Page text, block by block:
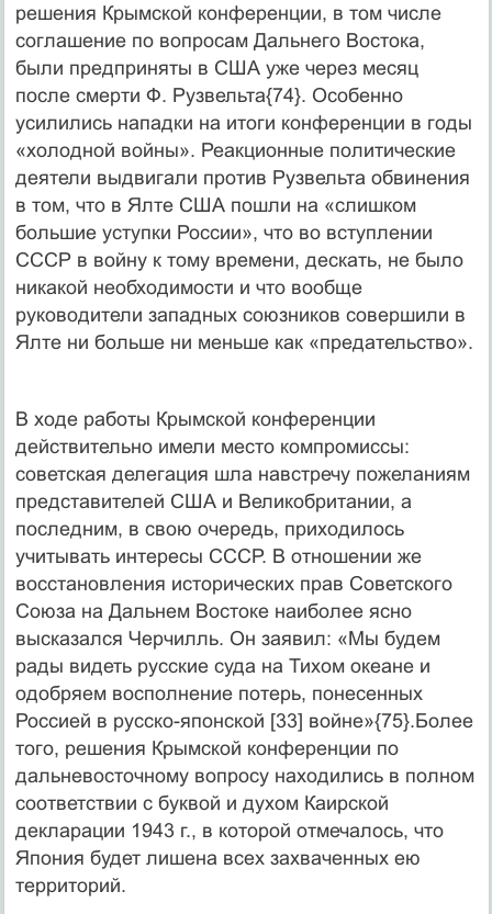
решения Крымской конференции, в том числе
соглашение по вопросам Дальнего Востока,
были предприняты в США уже через месяц
после смерти Ф. Рузвельта{74}. Особенно
усилились нападки на итоги конференции в годы
«холодной войны». Реакционные политические
деятели выдвигали против Рузвельта обвинения
в том, что в Ялте США пошли на «слишком
большие уступки России», что во вступлении
СССР в войну к тому времени, дескать, не было
никакой необходимости и что вообще
руководители западных союзников совершили в
Ялте ни больше ни меньше как «предательство».
В ходе работы Крымской конференции
действительно имели место компромиссы:
советская делегация шла навстречу пожеланиям
представителей США и Великобритании, а
последним, в свою очередь, приходилось
учитывать интересы СССР. В отношении же
восстановления исторических прав Советского
Союза на Дальнем Востоке наиболее ясно
высказался Черчилль. Он заявил: «Мы будем
рады видеть русские суда на Тихом океане и
одобряем восполнение потерь, понесенных
Россией в русско-японской [33] войне»{75}.Более
того, решения Крымской конференции по
дальневосточному вопросу находились в полном
соответствии с буквой и духом Каирской
декларации 1943 г., в которой отмечалось, что
Япония будет лишена всех захваченных ею
территорий.